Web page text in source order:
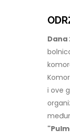
Dana
i ove